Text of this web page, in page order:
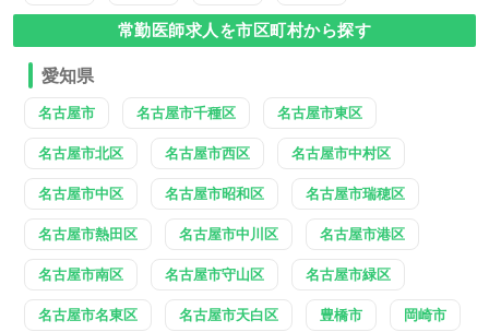
常勤医師求人を市区町村から探す
愛知県
名古屋市 名古屋市千種区 名古屋市東区
名古屋市北区 名古屋市西区 名古屋市中村区
名古屋市中区 名古屋市昭和区 名古屋市瑞穂区
名古屋市熱田区 名古屋市中川区 名古屋市港区
名古屋市南区 名古屋市守山区 名古屋市緑区
名古屋市名東区 名古屋市天白区 豊橋市 岡崎市